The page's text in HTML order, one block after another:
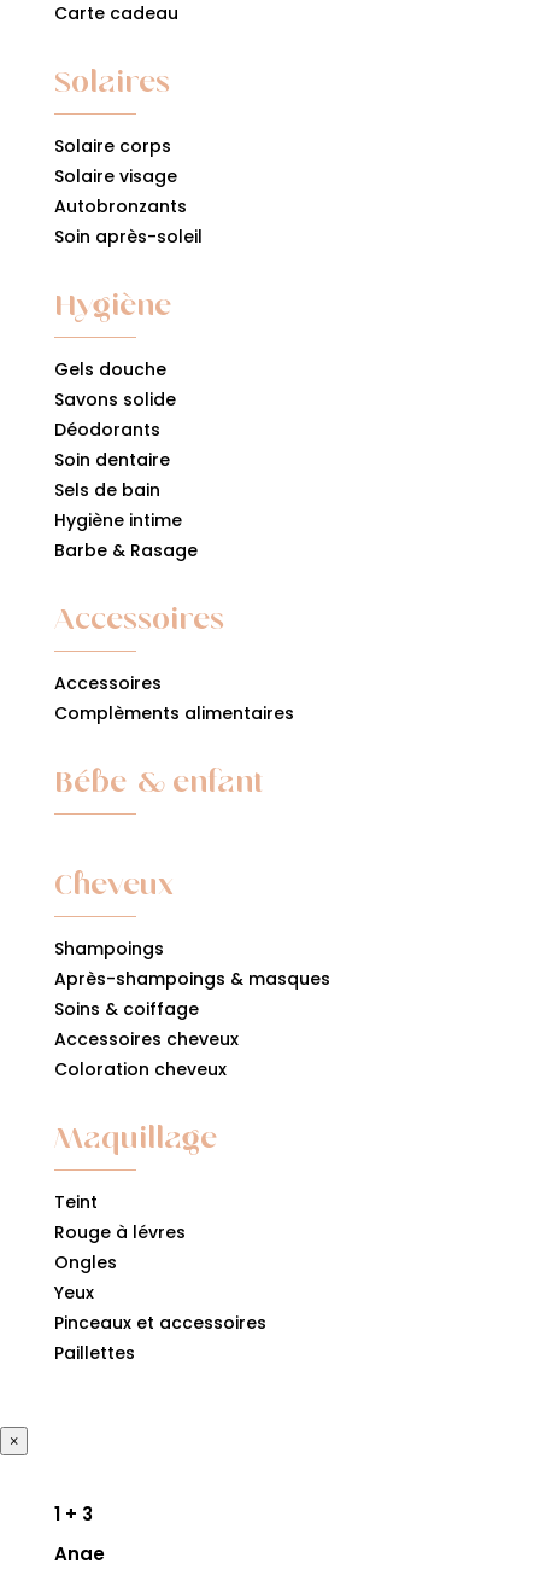
Carte cadeau
Solaires
Solaire corps
Solaire visage
Autobronzants
Soin après-soleil
Hygiène
Gels douche
Savons solide
Déodorants
Soin dentaire
Sels de bain
Hygiène intime
Barbe & Rasage
Accessoires
Accessoires
Complèments alimentaires
Bébe & enfant
Cheveux
Shampoings
Après-shampoings & masques
Soins & coiffage
Accessoires cheveux
Coloration cheveux
Maquillage
Teint
Rouge à lévres
Ongles
Yeux
Pinceaux et accessoires
Paillettes
×
1 + 3
Anae